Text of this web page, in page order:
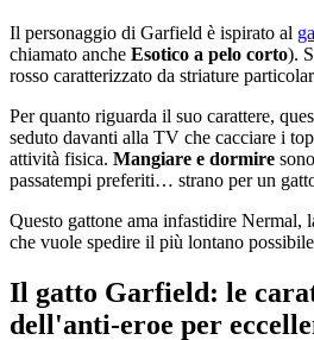
Il personaggio di Garfield è ispirato al
chiamato anche Esotico a pelo corto).
rosso caratterizzato da striature
Per quanto riguarda il suo carattere,
seduto davanti alla TV che cacciare i
attività fisica. Mangiare e dormire
passatempi preferiti… strano per un
Questo gattone ama infastidire Nermal,
che vuole spedire il più lontano
Il gatto Garfield: le
dell'anti-eroe per